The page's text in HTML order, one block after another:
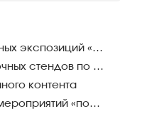
Организация выставочных экспозиций «под ключ»
Строительство выставочных стендов по всему миру
контента
Организация деловых мероприятий «под ключ»